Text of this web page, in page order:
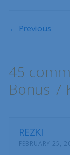
Post
← Previous
45
Bonus 7
REZKI
FEBRUARY 25,